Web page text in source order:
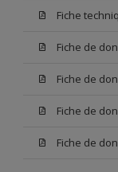
Fiche